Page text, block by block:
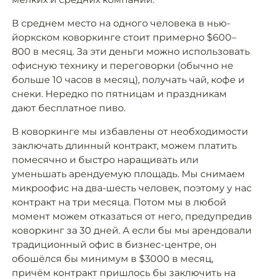
В среднем место на одного человека в нью-
йоркском коворкинге стоит примерно $600–
800 в месяц. За эти деньги можно использовать
офисную технику и переговорки (обычно не
больше 10 часов в месяц), получать чай, кофе и
снеки. Нередко по пятницам и праздникам
дают бесплатное пиво.
В коворкинге мы избавлены от необходимости
заключать длинный контракт, можем платить
помесячно и быстро наращивать или
уменьшать арендуемую площадь. Мы снимаем
микроофис на два-шесть человек, поэтому у нас
контракт на три месяца. Потом мы в любой
момент можем отказаться от него, предупредив
коворкинг за 30 дней. А если бы мы арендовали
традиционный офис в бизнес-центре, он
обошёлся бы минимум в $3000 в месяц,
причём контракт пришлось бы заключить на